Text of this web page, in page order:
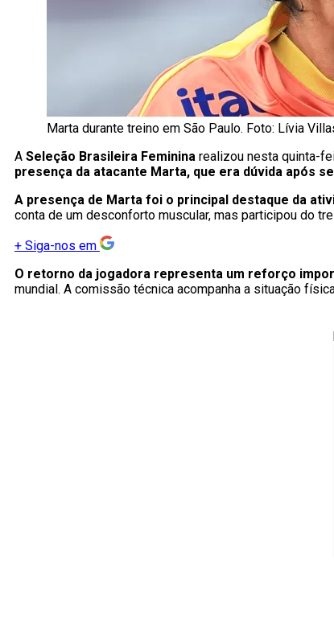
Marta durante treino em São Paulo. Foto: Lívia
A Seleção Brasileira Feminina realizou nesta quinta-
presença da atacante Marta, que era dúvida após
A presença de Marta foi o principal destaque da
conta de um desconforto muscular, mas participou do
+ Siga-nos em
O retorno da jogadora representa um reforço
mundial. A comissão técnica acompanha a situação